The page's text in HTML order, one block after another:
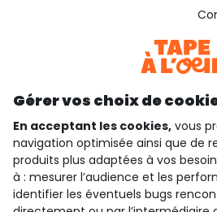
Voir l’attestation de
Téléchargez notre
Découvrir notre
qui sommes-nous ?
besoin d'aide ?
Gérer vos choix de
En acceptant les cookies, vous
navigation optimisée ainsi que de
produits plus adaptées à vos
à : mesurer l’audience et les
identifier les éventuels bugs